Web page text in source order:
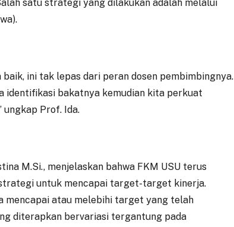
satu strategi yang dilakukan adalah melalui
ini tak lepas dari peran dosen pembimbingnya.
identifikasi bakatnya kemudian kita perkuat
ungkap Prof. Ida.
M.Si., menjelaskan bahwa FKM USU terus
untuk mencapai target-target kinerja.
mencapai atau melebihi target yang telah
diterapkan bervariasi tergantung pada